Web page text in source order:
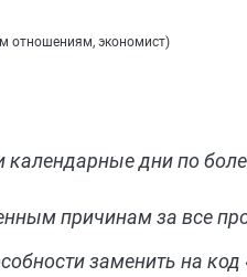
отношениям, экономист)
календарные дни по
причинам за все
заменить на код